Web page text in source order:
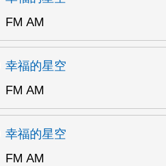
FM AM
幸福的星空
FM AM
幸福的星空
FM AM